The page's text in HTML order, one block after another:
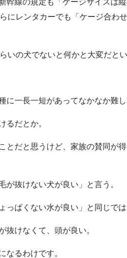
にレンタカーでも「ケージ合わ
いの犬でないと何かと大変だと
一長一短があってなかなか難し
るだとか。
とだと思うけど、家族の賛同が
が抜けない犬が良い」と言う。
っぱくない水が良い」と同じでは
抜けなくて、頭が良い。
なるわけです。